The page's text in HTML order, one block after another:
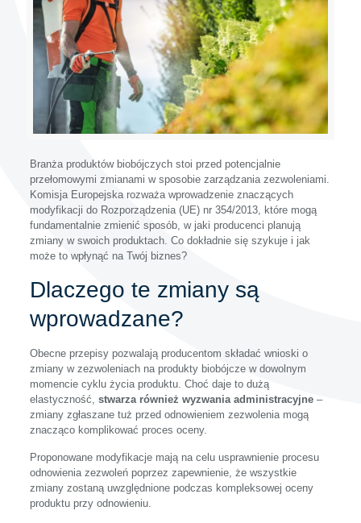
Branża produktów biobójczych stoi przed potencjalnie
przełomowymi zmianami w sposobie zarządzania zezwoleniami.
Komisja Europejska rozważa wprowadzenie znaczących
modyfikacji do Rozporządzenia (UE) nr 354/2013, które mogą
fundamentalnie zmienić sposób, w jaki producenci planują
zmiany w swoich produktach. Co dokładnie się szykuje i jak
może to wpłynąć na Twój biznes?
Dlaczego te zmiany są
wprowadzane?
Obecne przepisy pozwalają producentom składać wnioski o
zmiany w zezwoleniach na produkty biobójcze w dowolnym
momencie cyklu życia produktu. Choć daje to dużą
elastyczność, stwarza również wyzwania administracyjne–
zmiany zgłaszane tuż przed odnowieniem zezwolenia mogą
znacząco komplikować proces oceny.
Proponowane modyfikacje mają na celu usprawnienie procesu
odnowienia zezwoleń poprzez zapewnienie, że wszystkie
zmiany zostaną uwzględnione podczas kompleksowej oceny
produktu przy odnowieniu.